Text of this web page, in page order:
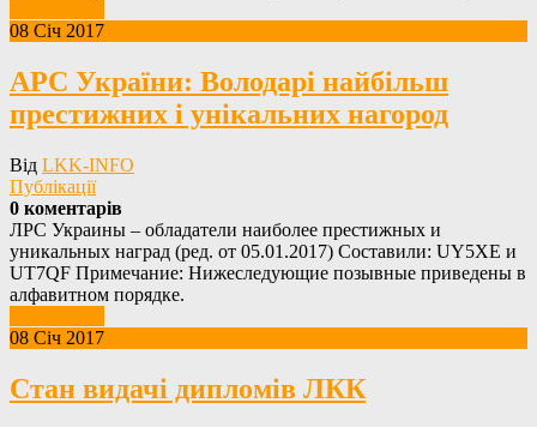
08 Січ 2017
АРС України: Володарі найбільш
престижних і унікальних нагород
Від LKK-INFO
Публікації
0 коментарів
ЛРС Украины – обладатели наиболее престижных и
уникальных наград (ред. oт 05.01.2017) Составили: UY5XE и
UT7QF Примечание: Нижеследующие позывные приведены в
алфавитном порядке.
08 Січ 2017
Стан видачі дипломів ЛКК